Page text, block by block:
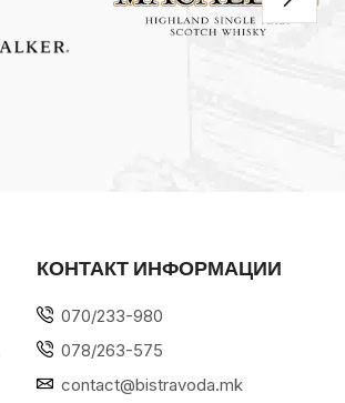
КОНТАКТ ИНФОРМАЦИИ
070/233-980
078/263-575
contact@bistravoda.mk